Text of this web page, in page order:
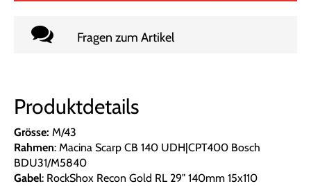
Fragen zum Artikel
Produktdetails
Grösse: M/43
Rahmen: Macina Scarp CB 140 UDH|CPT400 Bosch
BDU31/M5840
Gabel: RockShox Recon Gold RL 29" 140mm 15x110